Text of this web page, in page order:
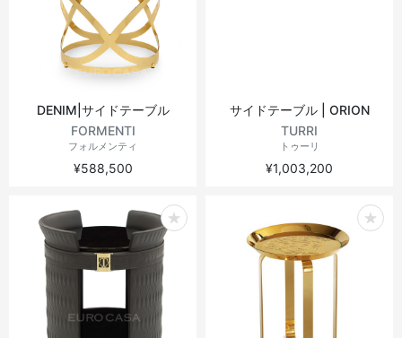
DENIM|サイドテーブル
FORMENTI
フォルメンティ
¥588,500
サイドテーブル | ORION
TURRI
トゥーリ
¥1,003,200